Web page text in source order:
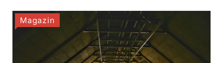
Magazin